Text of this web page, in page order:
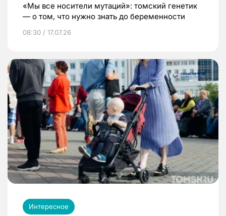
«Мы все носители мутаций»: томский генетик
— о том, что нужно знать до беременности
08:30 / 17.07.26
Интересное